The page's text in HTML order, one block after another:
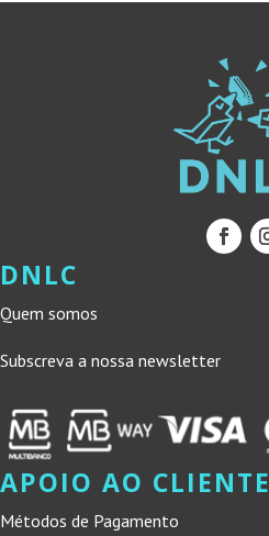
DNLC
Quem somos
Subscreva a nossa newsletter
APOIO AO CLIENTE
Métodos de Pagamento